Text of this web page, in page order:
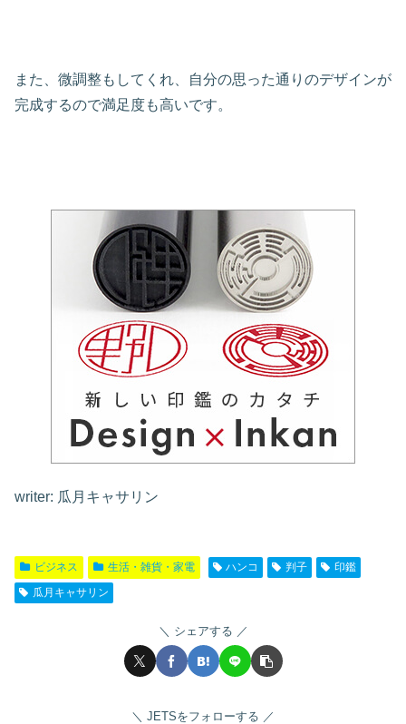
また、微調整もしてくれ、自分の思った通りのデザインが
完成するので満足度も高いです。
writer: 瓜月キャサリン
ビジネス 生活・雑貨・家電 ハンコ 判子
印鑑
瓜月キャサリン
シェアする
JETSをフォローする